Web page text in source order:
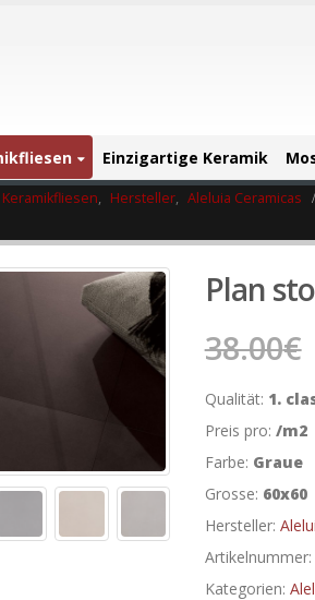
Einzigartige Keramik
Keramikfliesen, Hersteller, Aleluia Ceramicas
Plan
38.00€
Qualität: 1.
Preis pro: /m2
Farbe: Graue
Grosse: 60x60
Hersteller:
Artikelnummer:
Kategorien: